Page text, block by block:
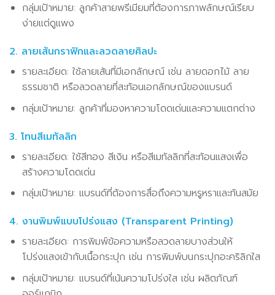
กลุ่มเป้าหมาย: ลูกค้าสายพรีเมียมที่ต้องการภาพลักษณ์เรียบ
ง่ายแต่ดูแพง
2. ลายเส้นกราฟิกและลวดลายศิลปะ
รายละเอียด: ใช้ลายเส้นที่มีเอกลักษณ์ เช่น ลายดอกไม้ ลาย
ธรรมชาติ หรือลวดลายที่สะท้อนเอกลักษณ์ของแบรนด์
กลุ่มเป้าหมาย: ลูกค้าที่มองหาความโดดเด่นและความแตกต่าง
3. โทนสีเมทัลลิก
รายละเอียด: ใช้สีทอง สีเงิน หรือสีเมทัลลิกที่สะท้อนแสงเพื่อ
สร้างความโดดเด่น
กลุ่มเป้าหมาย: แบรนด์ที่ต้องการสื่อถึงความหรูหราและทันสมัย
4. งานพิมพ์แบบโปร่งแสง (Transparent Printing)
รายละเอียด: การพิมพ์ข้อความหรือลวดลายบางส่วนให้
โปร่งแสงเข้ากับเนื้อกระปุก เช่น การพิมพ์บนกระปุกอะคริลิกใส
กลุ่มเป้าหมาย: แบรนด์ที่เน้นความโปร่งใส เช่น ผลิตภัณฑ์